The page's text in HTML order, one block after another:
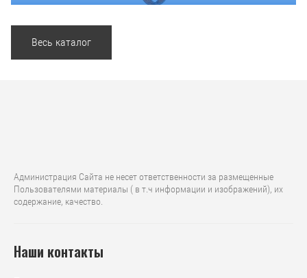
Весь каталог
Администрация Сайта не несет ответственности за размещенные
Пользователями материалы ( в т.ч информации и изображений), их
содержание, качество.
Наши контакты